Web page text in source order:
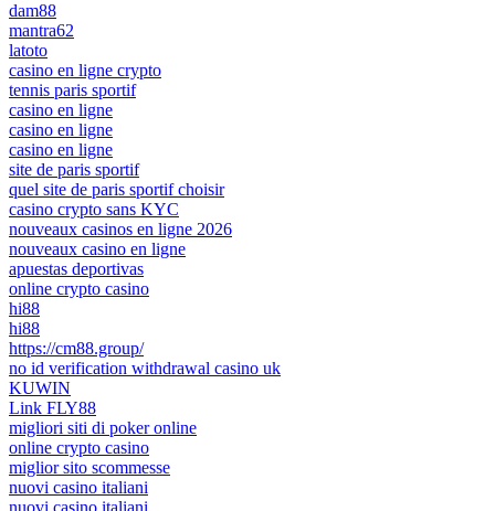
dam88
mantra62
latoto
casino en ligne crypto
tennis paris sportif
casino en ligne
casino en ligne
casino en ligne
site de paris sportif
quel site de paris sportif choisir
casino crypto sans KYC
nouveaux casinos en ligne 2026
nouveaux casino en ligne
apuestas deportivas
online crypto casino
hi88
hi88
https://cm88.group/
no id verification withdrawal casino uk
KUWIN
Link FLY88
migliori siti di poker online
online crypto casino
miglior sito scommesse
nuovi casino italiani